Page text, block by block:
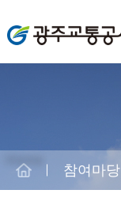
광주교통공사
참여마당